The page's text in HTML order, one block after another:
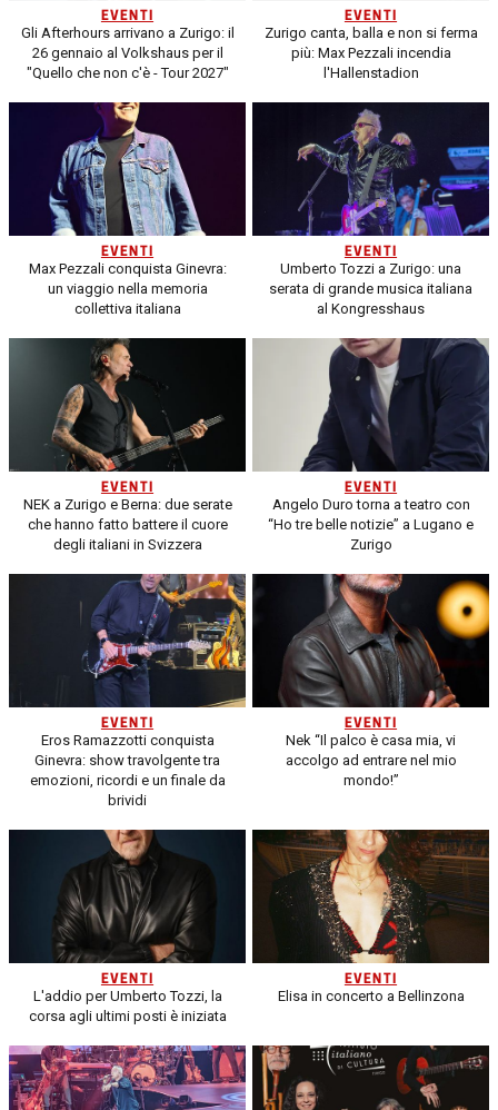
EVENTI
Gli Afterhours arrivano a Zurigo: il
26 gennaio al Volkshaus per il
"Quello che non c'è - Tour 2027"
EVENTI
Zurigo canta, balla e non si ferma
più: Max Pezzali incendia
l'Hallenstadion
EVENTI
Max Pezzali conquista Ginevra:
un viaggio nella memoria
collettiva italiana
EVENTI
Umberto Tozzi a Zurigo: una
serata di grande musica italiana
al Kongresshaus
EVENTI
NEK a Zurigo e Berna: due serate
che hanno fatto battere il cuore
degli italiani in Svizzera
EVENTI
Angelo Duro torna a teatro con
“Ho tre belle notizie” a Lugano e
Zurigo
EVENTI
Eros Ramazzotti conquista
Ginevra: show travolgente tra
emozioni, ricordi e un finale da
brividi
EVENTI
Nek “Il palco è casa mia, vi
accolgo ad entrare nel mio
mondo!”
EVENTI
L'addio per Umberto Tozzi, la
corsa agli ultimi posti è iniziata
EVENTI
Elisa in concerto a Bellinzona